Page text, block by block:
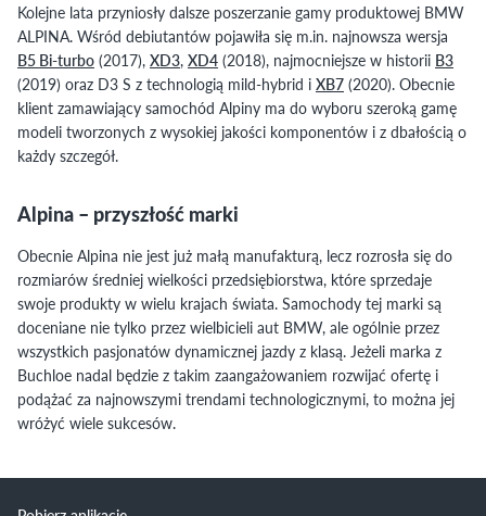
Kolejne lata przyniosły dalsze poszerzanie gamy produktowej BMW
ALPINA. Wśród debiutantów pojawiła się m.in. najnowsza wersja
B5 Bi-turbo (2017), XD3, XD4 (2018), najmocniejsze w historii B3
(2019) oraz D3 S z technologią mild-hybrid i XB7 (2020). Obecnie
klient zamawiający samochód Alpiny ma do wyboru szeroką gamę
modeli tworzonych z wysokiej jakości komponentów i z dbałością o
każdy szczegół.
Alpina – przyszłość marki
Obecnie Alpina nie jest już małą manufakturą, lecz rozrosła się do
rozmiarów średniej wielkości przedsiębiorstwa, które sprzedaje
swoje produkty w wielu krajach świata. Samochody tej marki są
doceniane nie tylko przez wielbicieli aut BMW, ale ogólnie przez
wszystkich pasjonatów dynamicznej jazdy z klasą. Jeżeli marka z
Buchloe nadal będzie z takim zaangażowaniem rozwijać ofertę i
podążać za najnowszymi trendami technologicznymi, to można jej
wróżyć wiele sukcesów.